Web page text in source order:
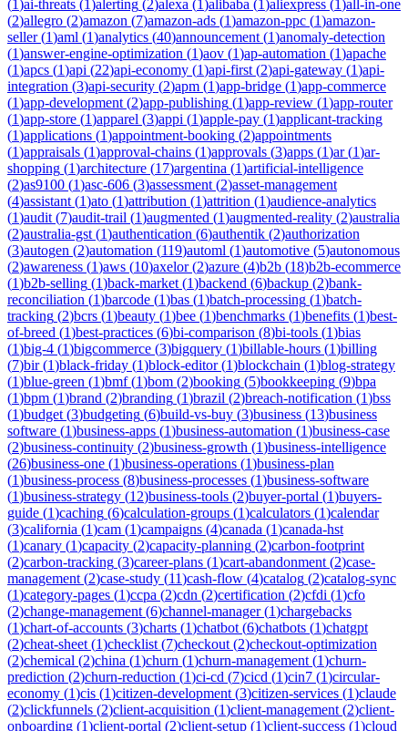
(1)ai-threats (1)alerting (2)alexa (1)alibaba (1)aliexpress (1)all-in-one
(2)allegro (2)amazon (7)amazon-ads (1)amazon-ppc (1)amazon-
seller(1)aml (1)analytics (40)announcement (1)anomaly-detection
(1)answer-engine-optimization (1)aov (1)ap-automation (1)apache
(1)apcs (1)api (22)api-economy (1)api-first (2)api-gateway (1)api-
integration (3)api-security (2)apm (1)app-bridge (1)app-commerce
(1)app-development (2)app-publishing (1)app-review (1)app-router
(1)app-store (1)apparel (3)appi (1)apple-pay (1)applicant-tracking
(1)applications (1)appointment-booking (2)appointments
(1)appraisals (1)approval-chains (1)approvals (3)apps (1)ar(1)ar-
shopping (1)architecture (17)argentina (1)artificial-intelligence
(2)as9100 (1)asc-606 (3)assessment (2)asset-management
(4)assistant (1)ato (1)attribution (1)attrition (1)audience-analytics
(1)audit (7)audit-trail (1)augmented (1)augmented-reality (2)australia
(2)australia-gst (1)authentication (6)authentik (2)authorization
(3)autogen (2)automation (119)automl (1)automotive (5)autonomous
(2)awareness (1)aws (10)axelor(2)azure (4)b2b (18)b2b-ecommerce
(1)b2b-selling (1)back-market (1)backend (6)backup (2)bank-
reconciliation (1)barcode (1)bas (1)batch-processing (1)batch-
tracking (2)bcrs (1)beauty (1)bee (1)benchmarks (1)benefits (1)best-
of-breed (1)best-practices (6)bi-comparison (8)bi-tools (1)bias
(1)big-4 (1)bigcommerce (3)bigquery (1)billable-hours (1)billing
(7)bir(1)black-friday (1)block-editor(1)blockchain (1)blog-strategy
(1)blue-green (1)bmf(1)bom (2)booking (5)bookkeeping (9)bpa
(1)bpm (1)brand (2)branding (1)brazil (2)breach-notification (1)bss
(1)budget (3)budgeting (6)build-vs-buy (3)business (13)business
software (1)business-apps (1)business-automation (1)business-case
(2)business-continuity (2)business-growth (1)business-intelligence
(26)business-one (1)business-operations (1)business-plan
(1)business-process (8)business-processes (1)business-software
(1)business-strategy (12)business-tools (2)buyer-portal (1)buyers-
guide (1)caching (6)calculation-groups (1)calculators (1)calendar
(3)california (1)cam (1)campaigns (4)canada (1)canada-hst
(1)canary (1)capacity (2)capacity-planning (2)carbon-footprint
(2)carbon-tracking (3)career-plans (1)cart-abandonment (2)case-
management (2)case-study (11)cash-flow (4)catalog (2)catalog-sync
(1)category-pages (1)ccpa (2)cdn (2)certification (2)cfdi (1)cfo
(2)change-management (6)channel-manager(1)chargebacks
(1)chart-of-accounts (3)charts (1)chatbot (6)chatbots (1)chatgpt
(2)cheat-sheet (1)checklist (7)checkout (2)checkout-optimization
(2)chemical (2)china (1)churn (1)churn-management (1)churn-
prediction (2)churn-reduction (1)ci-cd (7)cicd (1)cin7 (1)circular-
economy (1)cis (1)citizen-development (3)citizen-services (1)claude
(2)clickfunnels (2)client-acquisition (1)client-management (2)client-
onboarding (1)client-portal (2)client-setup (1)client-success (1)cloud